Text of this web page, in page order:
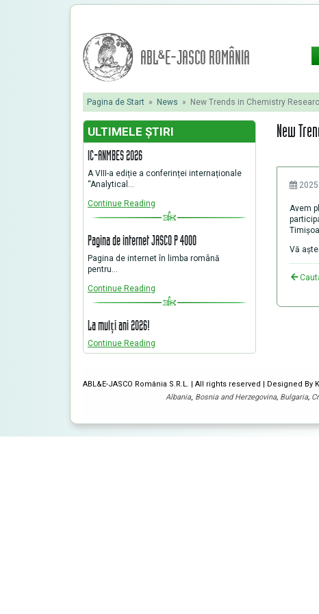
ABL&E-JASCO ROMÂNIA
Pagina de Start » News » New Trends in Chemistry
New
Avem
Vă
ULTIMELE ŞTIRI
IC-ANMBES 2026
A VIII-a ediție a conferinței internaționale
“Analytical…
Continue Reading
Pagina de internet JASCO P 4000
Pagina de internet în limba română
pentru…
Continue Reading
La mulți ani 2026!
Continue Reading
ABL&E-JASCO România S.R.L. | All rights reserved | Designed By
Albania, Bosnia and Herzegovina, Bulgaria,